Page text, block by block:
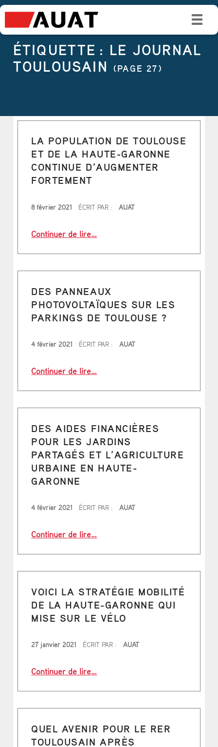
ÉTIQUETTE : LE JOURNAL
TOULOUSAIN
(PAGE 27)
I
Q
T
E
E
N
A
T
L
O
U
S
A
I
(
2
7
LA POPULATION DE TOULOUSE
ET DE LA HAUTE-GARONNE
CONTINUE D’AUGMENTER
FORTEMENT
8 février 2021 ÉCRIT PAR : AUAT
Continuer de lire…
DES PANNEAUX
PHOTOVOLTAÏQUES SUR LES
PARKINGS DE TOULOUSE ?
4 février 2021 ÉCRIT PAR : AUAT
Continuer de lire…
DES AIDES FINANCIÈRES
POUR LES JARDINS
PARTAGÉS ET L’AGRICULTURE
URBAINE EN HAUTE-
GARONNE
4 février 2021 ÉCRIT PAR : AUAT
Continuer de lire…
VOICI LA STRATÉGIE MOBILITÉ
DE LA HAUTE-GARONNE QUI
MISE SUR LE VÉLO
27 janvier 2021 ÉCRIT PAR : AUAT
Continuer de lire…
QUEL AVENIR POUR LE RER
TOULOUSAIN APRÈS